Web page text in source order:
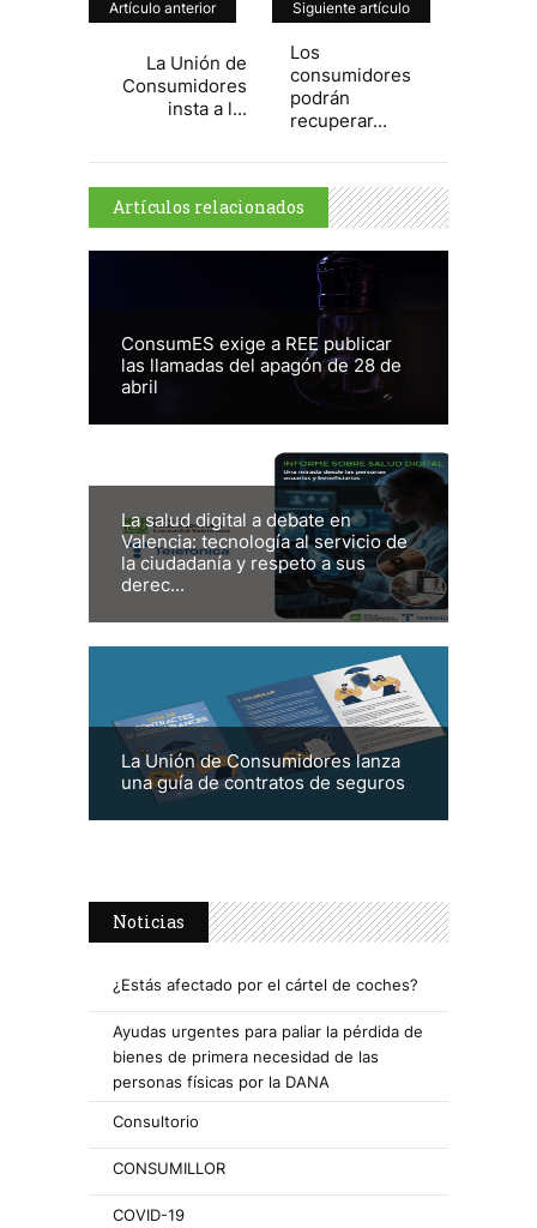
Artículo anterior
La Unión de
Consumidores
insta a l...
Siguiente artículo
Los
consumidores
podrán
recuperar...
Artículos relacionados
ConsumES exige a REE publicar
las llamadas del apagón de 28 de
abril
La salud digital a debate en
Valencia: tecnología al servicio de
la ciudadanía y respeto a sus
derec...
La Unión de Consumidores lanza
una guía de contratos de seguros
Noticias
¿Estás afectado por el cártel de coches?
Ayudas urgentes para paliar la pérdida de
bienes de primera necesidad de las
personas físicas por la DANA
Consultorio
CONSUMILLOR
COVID-19